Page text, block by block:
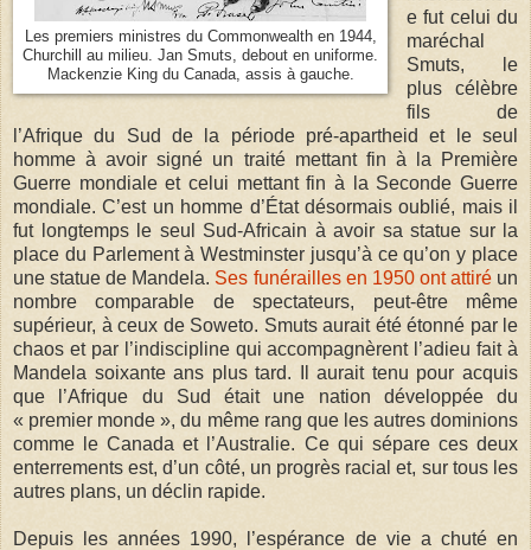
Les premiers ministres du Commonwealth en 1944,
Churchill au milieu. Jan Smuts, debout en uniforme.
Mackenzie King du Canada, assis à gauche.
e fut celui du
maréchal
Smuts, le
plus célèbre
fils de
l’Afrique du Sud de la période pré-apartheid et le seul
homme à avoir signé un traité mettant fin à la Première
Guerre mondiale et celui mettant fin à la Seconde Guerre
mondiale. C’est un homme d’État désormais oublié, mais il
fut longtemps le seul Sud-Africain à avoir sa statue sur la
place du Parlement à Westminster jusqu’à ce qu’on y place
une statue de Mandela. Ses funérailles en 1950 ont attiréun
nombre comparable de spectateurs, peut-être même
supérieur, à ceux de Soweto. Smuts aurait été étonné par le
chaos et par l’indiscipline qui accompagnèrent l’adieu fait à
Mandela soixante ans plus tard. Il aurait tenu pour acquis
que l’Afrique du Sud était une nation développée du
« premier monde », du même rang que les autres dominions
comme le Canada et l’Australie. Ce qui sépare ces deux
enterrements est, d’un côté, un progrès racial et, sur tous les
autres plans, un déclin rapide.
Depuis les années 1990, l’espérance de vie a chuté en